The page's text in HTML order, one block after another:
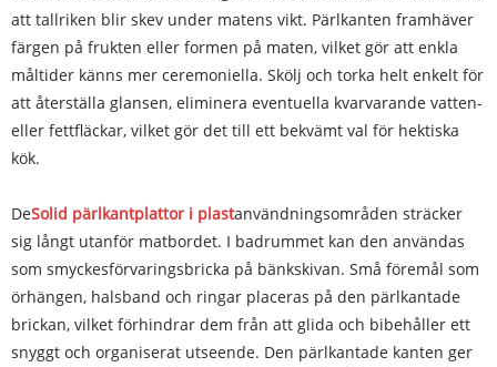
att tallriken blir skev under matens vikt. Pärlkanten framhäver
färgen på frukten eller formen på maten, vilket gör att enkla
måltider känns mer ceremoniella. Skölj och torka helt enkelt för
att återställa glansen, eliminera eventuella kvarvarande vatten-
eller fettfläckar, vilket gör det till ett bekvämt val för hektiska
kök.
DeSolid pärlkantplattor i plastanvändningsområden sträcker
sig långt utanför matbordet. I badrummet kan den användas
som smyckesförvaringsbricka på bänkskivan. Små föremål som
örhängen, halsband och ringar placeras på den pärlkantade
brickan, vilket förhindrar dem från att glida och bibehåller ett
snyggt och organiserat utseende. Den pärlkantade kanten ger